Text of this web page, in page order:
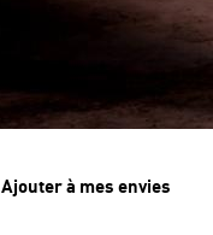
Ajouter à mes envies